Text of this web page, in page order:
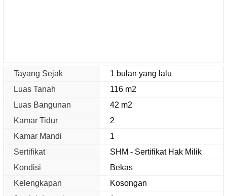
Tayang Sejak
1 bulan yang lalu
Luas Tanah
116 m2
Luas Bangunan
42 m2
Kamar Tidur
2
Kamar Mandi
1
Sertifikat
SHM - Sertifikat Hak Milik
Kondisi
Bekas
Kelengkapan
Kosongan